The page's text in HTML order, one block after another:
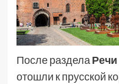
После раздела
отошли к прусской